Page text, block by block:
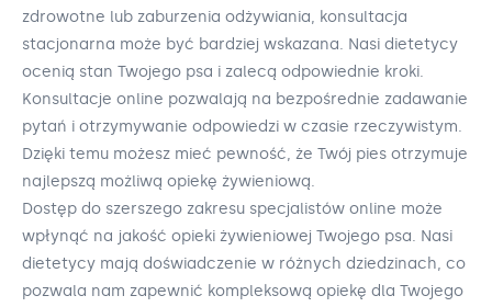
zdrowotne lub zaburzenia odżywiania, konsultacja
stacjonarna może być bardziej wskazana. Nasi dietetycy
ocenią stan Twojego psa i zalecą odpowiednie kroki.
Konsultacje online pozwalają na bezpośrednie zadawanie
pytań i otrzymywanie odpowiedzi w czasie rzeczywistym.
Dzięki temu możesz mieć pewność, że Twój pies otrzymuje
najlepszą możliwą opiekę żywieniową.
Dostęp do szerszego zakresu specjalistów online może
wpłynąć na jakość opieki żywieniowej Twojego psa. Nasi
dietetycy mają doświadczenie w różnych dziedzinach, co
pozwala nam zapewnić kompleksową opiekę dla Twojego